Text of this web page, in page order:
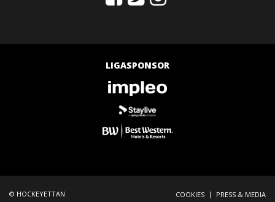
LIGASPONSOR
© HOCKEYETTAN COOKIES | PRESS & MEDIA